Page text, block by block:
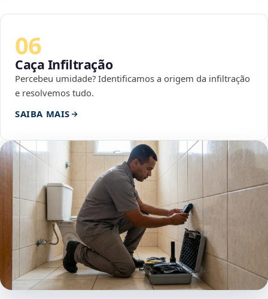
06
Caça Infiltração
Percebeu umidade? Identificamos a origem da infiltração
e resolvemos tudo.
SAIBA MAIS